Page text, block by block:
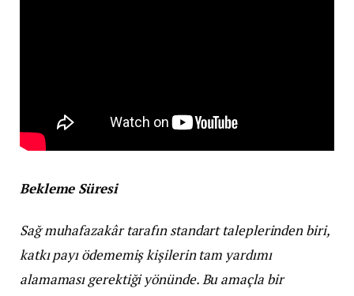
Bekleme Süresi
Sağ muhafazakâr tarafın standart taleplerinden biri,
katkı payı ödememiş kişilerin tam yardımı
alamaması gerektiği yönünde. Bu amaçla bir